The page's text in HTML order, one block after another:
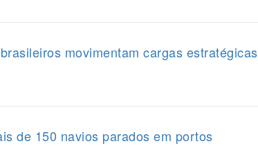
movimentam cargas estratégicas
de 150 navios parados em portos